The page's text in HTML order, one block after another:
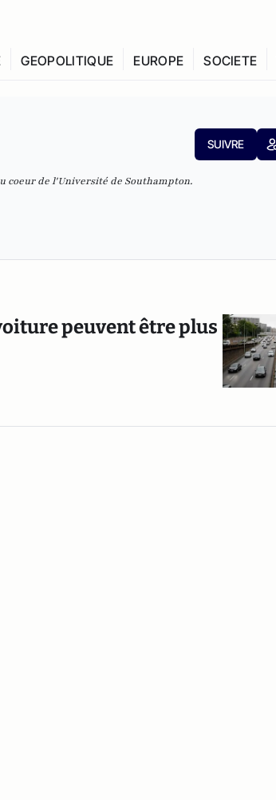
GEOPOLITIQUE EUROPE SOCIETE
SUIVRE
coeur de l'Université de Southampton.
peuvent être plus